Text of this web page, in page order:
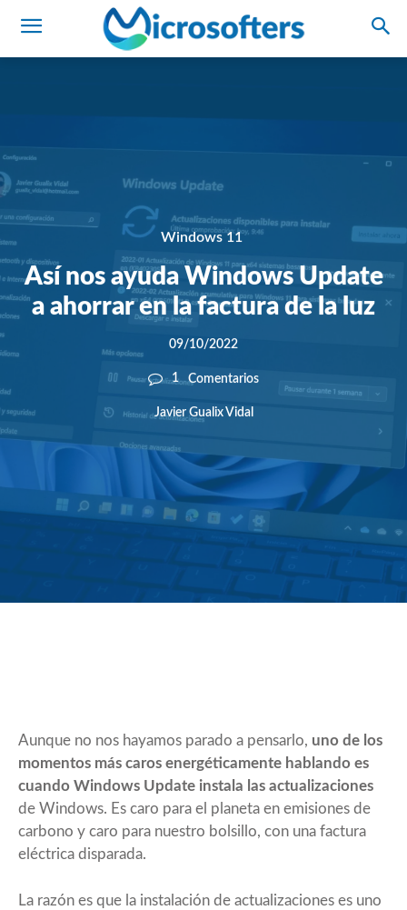
Windows 11
Así nos ayuda Windows Update
a ahorrar en la factura de la luz
09/10/2022
1 Comentarios
Javier Gualix Vidal
Aunque no nos hayamos parado a pensarlo, uno de los
momentos más caros energéticamente hablando es
cuando Windows Update instala las actualizaciones
de Windows. Es caro para el planeta en emisiones de
carbono y caro para nuestro bolsillo, con una factura
eléctrica disparada.
La razón es que la instalación de actualizaciones es uno